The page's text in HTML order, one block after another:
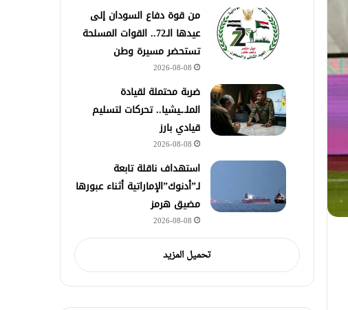
من قوة دفاع السودان إلى
عيدها الـ72.. القوات المسلحة
تستحضر مسيرة وطن
2026-08-08
ضربة محتملة لقيادة
الملـ.ـيشيا.. تحركات لتسليم
قيادي بارز
2026-08-08
استهداف ناقلة تابعة
لـ”أدنوك”الإماراتية أثناء عبورها
مضيق هرمز
2026-08-08
تحميل المزيد